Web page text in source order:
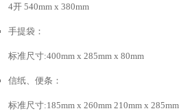
4开 540mm x 380mm
手提袋：
标准尺寸:400mm x 285mm x 80mm
信纸、便条：
标准尺寸:185mm x 260mm 210mm x 285mm